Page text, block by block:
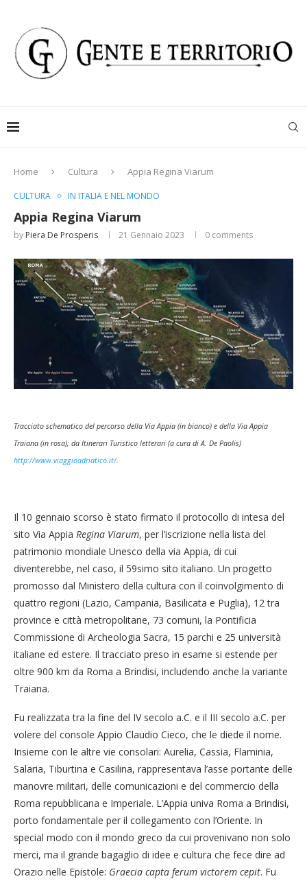
Home Cultura Appia Regina Viarum
CULTURA IN ITALIA E NEL MONDO
Appia Regina Viarum
by Piera De Prosperis 21 Gennaio 2023 0 comments
Tracciato schematico del percorso della Via Appia (in bianco) e della Via Appia
Traiana (in rosa); da Itinerari Turistico letterari (a cura di A. De Paolis)
http://www.viaggioadriatico.it/.
Il 10 gennaio scorso è stato firmato il protocollo di intesa del
sito Via Appia Regina Viarum, per l’iscrizione nella lista del
patrimonio mondiale Unesco della via Appia, di cui
diventerebbe, nel caso, il 59simo sito italiano. Un progetto
promosso dal Ministero della cultura con il coinvolgimento di
quattro regioni (Lazio, Campania, Basilicata e Puglia), 12 tra
province e città metropolitane, 73 comuni, la Pontificia
Commissione di Archeologia Sacra, 15 parchi e 25 università
italiane ed estere. Il tracciato preso in esame si estende per
oltre 900 km da Roma a Brindisi, includendo anche la variante
Traiana.
Fu realizzata tra la fine del IV secolo a.C. e il III secolo a.C. per
volere del console Appio Claudio Cieco, che le diede il nome.
Insieme con le altre vie consolari: Aurelia, Cassia, Flaminia,
Salaria, Tiburtina e Casilina, rappresentava l’asse portante delle
manovre militari, delle comunicazioni e del commercio della
Roma repubblicana e Imperiale. L’Appia univa Roma a Brindisi,
porto fondamentale per il collegamento con l’Oriente. In
special modo con il mondo greco da cui provenivano non solo
merci, ma il grande bagaglio di idee e cultura che fece dire ad
Orazio nelle Epistole: Graecia capta ferum victorem cepit. Fu